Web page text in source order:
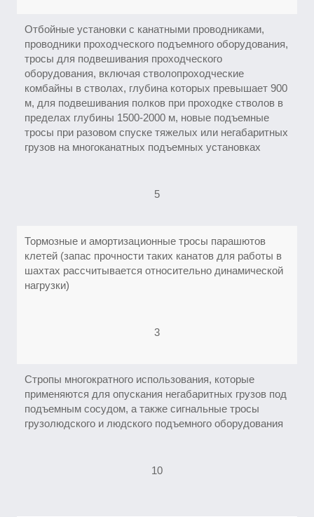
Отбойные установки с канатными проводниками,
проводники проходческого подъемного оборудования,
тросы для подвешивания проходческого
оборудования, включая стволопроходческие
комбайны в стволах, глубина которых превышает 900
м, для подвешивания полков при проходке стволов в
пределах глубины 1500-2000 м, новые подъемные
тросы при разовом спуске тяжелых или негабаритных
грузов на многоканатных подъемных установках
5
Тормозные и амортизационные тросы парашютов
клетей (запас прочности таких канатов для работы в
шахтах рассчитывается относительно динамической
нагрузки)
3
Стропы многократного использования, которые
применяются для опускания негабаритных грузов под
подъемным сосудом, а также сигнальные тросы
грузолюдского и людского подъемного оборудования
10